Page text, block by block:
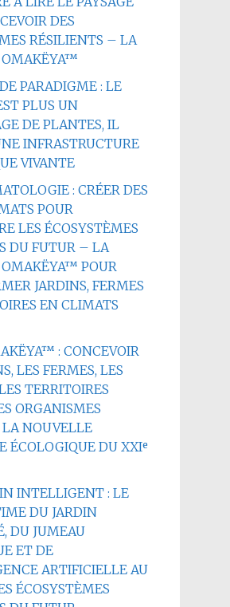
DES
RÉSILIENTS – LA
PARADIGME : LE
PLUS UN
DE PLANTES, IL
INFRASTRUCTURE
VIVANTE
: CRÉER DES
POUR
LES ÉCOSYSTÈMES
DU FUTUR – LA
POUR
JARDINS, FERMES
EN CLIMATS
: CONCEVOIR
LES FERMES, LES
TERRITOIRES
ORGANISMES
NOUVELLE
ÉCOLOGIQUE DU XXIᵉ
INTELLIGENT : LE
DU JARDIN
DU JUMEAU
ET DE
ARTIFICIELLE AU
ÉCOSYSTÈMES